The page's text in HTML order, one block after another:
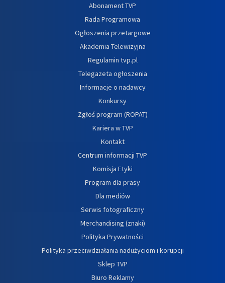
Abonament TVP
Rada Programowa
Ogłoszenia przetargowe
Akademia Telewizyjna
Regulamin tvp.pl
Telegazeta ogłoszenia
Informacje o nadawcy
Konkursy
Zgłoś program (ROPAT)
Kariera w TVP
Kontakt
Centrum informacji TVP
Komisja Etyki
Program dla prasy
Dla mediów
Serwis fotograficzny
Merchandising (znaki)
Polityka Prywatności
Polityka przeciwdziałania nadużyciom i korupcji
Sklep TVP
Biuro Reklamy